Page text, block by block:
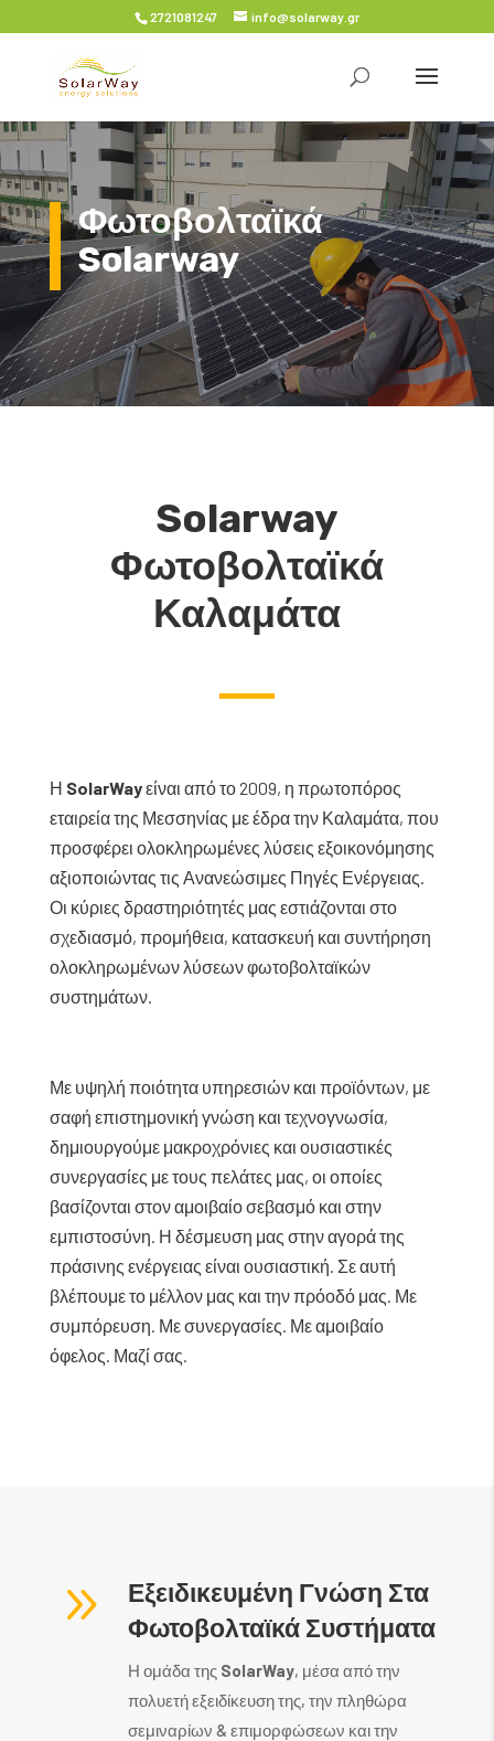
2721081247 info@solarway.gr
Φωτοβολταϊκά
Solarway
Solarway
Φωτοβολταϊκά
Καλαμάτα
Η SolarWayείναι από το 2009, η πρωτοπόρος
εταιρεία της Μεσσηνίας με έδρα την Καλαμάτα, που
προσφέρει ολοκληρωμένες λύσεις εξοικονόμησης
αξιοποιώντας τις Ανανεώσιμες Πηγές Ενέργειας.
Οι κύριες δραστηριότητές μας εστιάζονται στο
σχεδιασμό, προμήθεια, κατασκευή και συντήρηση
ολοκληρωμένων λύσεων φωτοβολταϊκών
συστημάτων.
Με υψηλή ποιότητα υπηρεσιών και προϊόντων, με
σαφή επιστημονική γνώση και τεχνογνωσία,
δημιουργούμε μακροχρόνιες και ουσιαστικές
συνεργασίες με τους πελάτες μας, οι οποίες
βασίζονται στον αμοιβαίο σεβασμό και στην
εμπιστοσύνη. Η δέσμευση μας στην αγορά της
πράσινης ενέργειας είναι ουσιαστική. Σε αυτή
βλέπουμε το μέλλον μας και την πρόοδό μας. Με
συμπόρευση. Με συνεργασίες. Με αμοιβαίο
όφελος. Μαζί σας.
9
Εξειδικευμένη Γνώση Στα
Φωτοβολταϊκά Συστήματα
Η ομάδα της SolarWay, μέσα από την
πολυετή εξειδίκευση της, την πληθώρα
σεμιναρίων & επιμορφώσεων και την